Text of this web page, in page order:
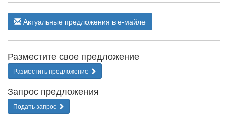
Актуальные предложения в е-майле
Разместите свое предложение
Разместить предложение
Запрос предложения
Подать запрос